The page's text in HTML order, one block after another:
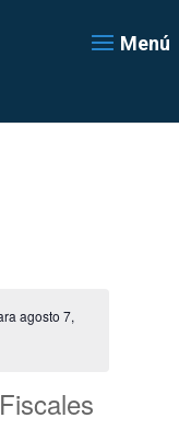
Menú
agosto 7,